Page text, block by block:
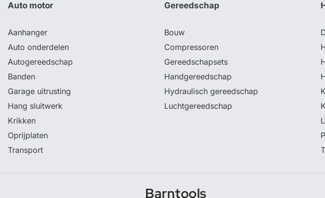
Auto motor
Aanhanger
Auto onderdelen
Autogereedschap
Banden
Garage uitrusting
Hang sluitwerk
Krikken
Oprijplaten
Transport
Gereedschap
Bouw
Compressoren
Gereedschapsets
Handgereedschap
Hydraulisch gereedschap
Luchtgereedschap
Barntools